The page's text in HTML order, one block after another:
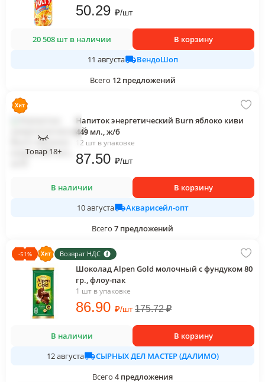
50.29 ₽/шт
20 508 шт в наличии
В корзину
11 августа
ВендоШоп
Всего 12 предложений
Товар 18+
Напиток энергетический Burn яблоко киви
449 мл., ж/б
12 шт в упаковке
87.50 ₽/шт
В наличии
В корзину
10 августа
Акварисейл-опт
Всего 7 предложений
-51% Возврат НДС
Шоколад Alpen Gold молочный с фундуком 80
гр., флоу-пак
1 шт в упаковке
86.90 ₽/шт 175.72 ₽
В наличии
В корзину
12 августа
СЫРНЫХ ДЕЛ МАСТЕР (ДАЛИМО)
Всего 4 предложения